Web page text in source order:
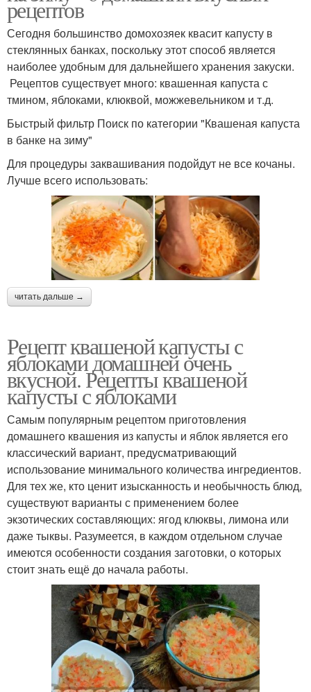
рецептов
Сегодня большинство домохозяек квасит капусту в
стеклянных банках, поскольку этот способ является
наиболее удобным для дальнейшего хранения закуски.
Рецептов существует много: квашенная капуста с
тмином, яблоками, клюквой, можжевельником и т.д.
Быстрый фильтр Поиск по категории "Квашеная капуста
в банке на зиму"
Для процедуры заквашивания подойдут не все кочаны.
Лучше всего использовать:
читать дальше →
Рецепт квашеной капусты с
яблоками домашней очень
вкусной. Рецепты квашеной
капусты с яблоками
Самым популярным рецептом приготовления
домашнего квашения из капусты и яблок является его
классический вариант, предусматривающий
использование минимального количества ингредиентов.
Для тех же, кто ценит изысканность и необычность блюд,
существуют варианты с применением более
экзотических составляющих: ягод клюквы, лимона или
даже тыквы. Разумеется, в каждом отдельном случае
имеются особенности создания заготовки, о которых
стоит знать ещё до начала работы.